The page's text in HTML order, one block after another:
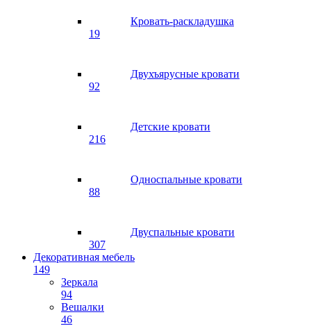
Кровать-раскладушка
19
Двухъярусные кровати
92
Детские кровати
216
Односпальные кровати
88
Двуспальные кровати
307
Декоративная мебель
149
Зеркала
94
Вешалки
46